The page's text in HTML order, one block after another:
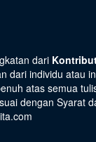
dari
dari individu atau
atas semua
dengan Syarat